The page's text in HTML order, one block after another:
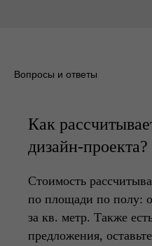
Вопросы и ответы
Как
дизайн-проекта?
Стоимость
по площади по полу:
за кв. метр. Также
предложения,